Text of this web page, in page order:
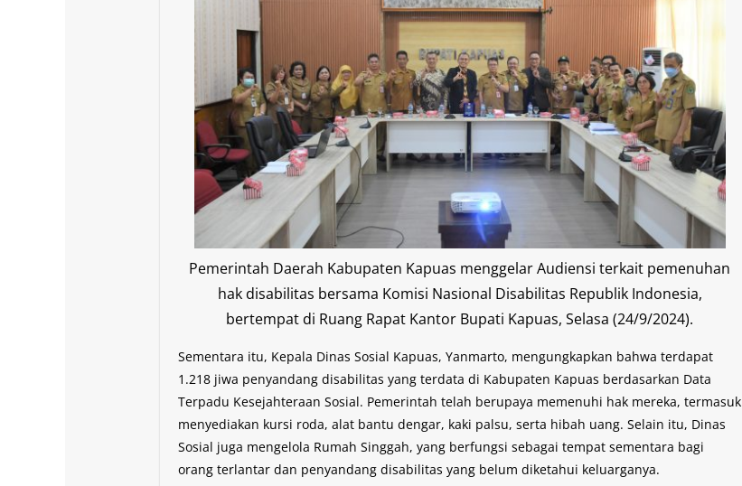
Pemerintah Daerah Kabupaten Kapuas menggelar Audiensi terkait pemenuhan
hak disabilitas bersama Komisi Nasional Disabilitas Republik Indonesia,
bertempat di Ruang Rapat Kantor Bupati Kapuas, Selasa (24/9/2024).
Sementara itu, Kepala Dinas Sosial Kapuas, Yanmarto, mengungkapkan bahwa terdapat
1.218 jiwa penyandang disabilitas yang terdata di Kabupaten Kapuas berdasarkan Data
Terpadu Kesejahteraan Sosial. Pemerintah telah berupaya memenuhi hak mereka, termasuk
menyediakan kursi roda, alat bantu dengar, kaki palsu, serta hibah uang. Selain itu, Dinas
Sosial juga mengelola Rumah Singgah, yang berfungsi sebagai tempat sementara bagi
orang terlantar dan penyandang disabilitas yang belum diketahui keluarganya.